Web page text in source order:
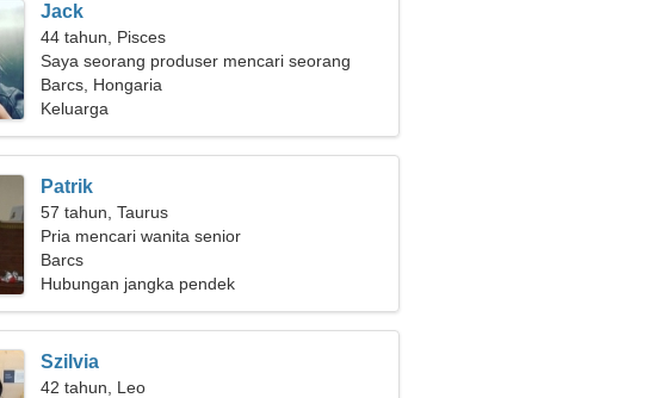
Jack
44 tahun, Pisces
Saya seorang produser mencari seorang
wanita yang menawan
Barcs, Hongaria
Keluarga
Patrik
57 tahun, Taurus
Pria mencari wanita senior
Barcs
Hubungan jangka pendek
Szilvia
42 tahun, Leo